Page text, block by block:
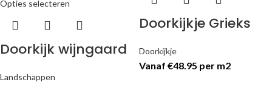
Opties selecteren
Doorkijk wijngaard
Landschappen
Doorkijkje Grieks
Doorkijkje
Vanaf €48.95 per m2